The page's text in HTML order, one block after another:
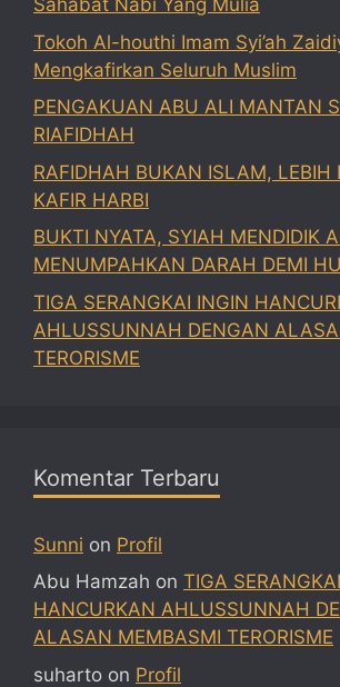
Sahabat Nabi Yang Mulia
Tokoh Al-houthi Imam Syi’ah
Mengkafirkan Seluruh Muslim
PENGAKUAN ABU ALI MANTAN
RIAFIDHAH
RAFIDHAH BUKAN ISLAM, LEBIH
KAFIR HARBI
BUKTI NYATA, SYIAH MENDIDIK
MENUMPAHKAN DARAH DEMI
TIGA SERANGKAI INGIN
AHLUSSUNNAH DENGAN
TERORISME
Komentar Terbaru
Sunni on Profil
Abu Hamzah on TIGA
HANCURKAN AHLUSSUNNAH
ALASAN MEMBASMI TERORISME
suharto on Profil